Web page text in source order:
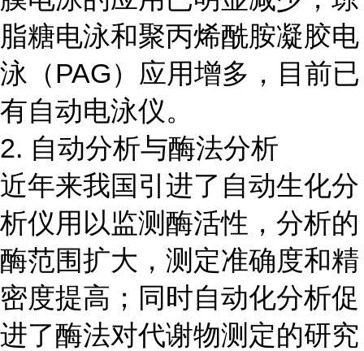
脂糖电泳和聚丙烯酰胺凝胶电
泳（PAG）应用增多，目前已
有自动电泳仪。
2. 自动分析与酶法分析
近年来我国引进了自动生化分
析仪用以监测酶活性，分析的
酶范围扩大，测定准确度和精
密度提高；同时自动化分析促
进了酶法对代谢物测定的研究